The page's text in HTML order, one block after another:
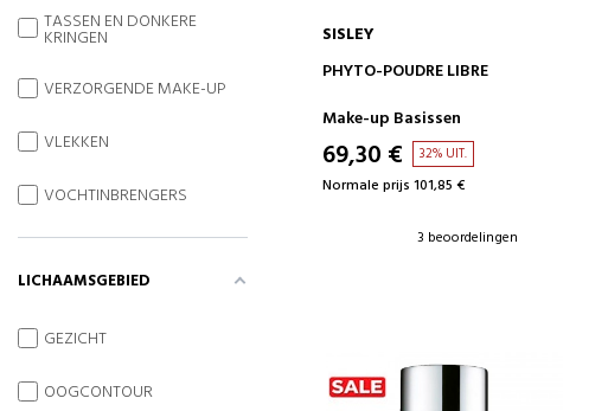
IN WINKELWAGEN
SISLEY
PHYTO-POUDRE LIBRE
Make-up Basissen
69,30 € 32% UIT.
Normale prijs 101,85 €
3 beoordelingen
TASSEN EN DONKERE
KRINGEN
VERZORGENDE MAKE-UP
VLEKKEN
VOCHTINBRENGERS
LICHAAMSGEBIED
GEZICHT
OOGCONTOUR